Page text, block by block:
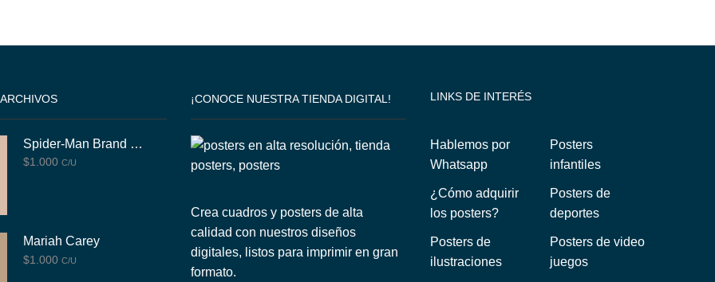
Spider-Man Brand New Day
$1.000 C/U
Mariah Carey
$1.000 C/U
¡CONOCE NUESTRA TIENDA DIGITAL!
Crea cuadros y posters de alta
calidad con nuestros diseños
digitales, listos para imprimir en gran
formato.
LINKS DE INTERÉS
Hablemos por
Whatsapp
¿Cómo adquirir
los posters?
Posters de
ilustraciones
Posters
infantiles
Posters de
deportes
Posters de video
juegos